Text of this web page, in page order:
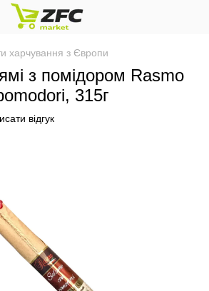
харчування з Європи
з помідором Rasmo
315г
відгук